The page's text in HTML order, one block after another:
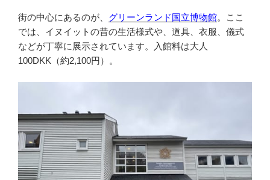
街の中心にあるのが、 グリーンランド国立博物館。ここ
では、イヌイットの昔の生活様式や、道具、衣服、儀式
などが丁寧に展示されています。入館料は大人
100DKK（約2,100円）。